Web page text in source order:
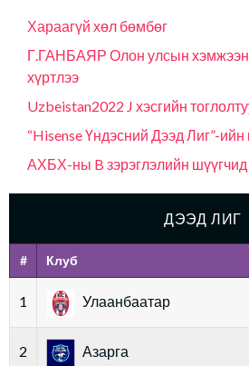
Хараагүй хөл бөмбөг
Г.ГАНБАЯР Олон улсын
хүртлээ
Uzbeistan2022 J хэсгийн
“Hisense Үндэсний Дээд Лиг”-
АХБХ-ны B зэрэглэлийн шүүгчид
ДЭЭД ЛИГ
# Клуб
1 Улаанбаатар
2 Азарга